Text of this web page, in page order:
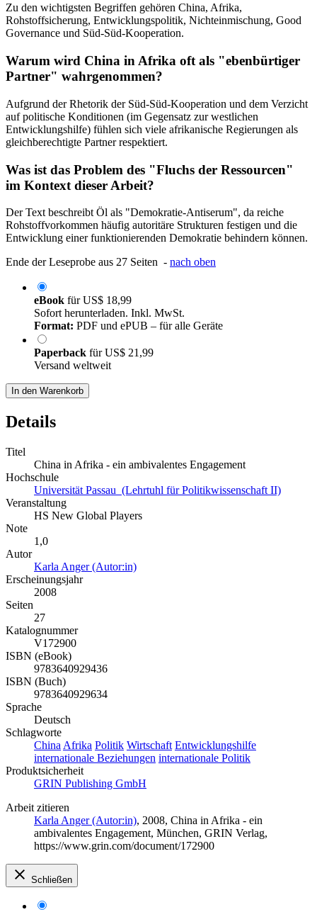
Zu den wichtigsten Begriffen gehören China, Afrika,
Rohstoffsicherung, Entwicklungspolitik, Nichteinmischung, Good
Governance und Süd-Süd-Kooperation.
Warum wird China in Afrika oft als "ebenbürtiger
Partner" wahrgenommen?
Aufgrund der Rhetorik der Süd-Süd-Kooperation und dem Verzicht
auf politische Konditionen (im Gegensatz zur westlichen
Entwicklungshilfe) fühlen sich viele afrikanische Regierungen als
gleichberechtigte Partner respektiert.
Was ist das Problem des "Fluchs der Ressourcen"
im Kontext dieser Arbeit?
Der Text beschreibt Öl als "Demokratie-Antiserum", da reiche
Rohstoffvorkommen häufig autoritäre Strukturen festigen und die
Entwicklung einer funktionierenden Demokratie behindern können.
Ende der Leseprobe aus 27 Seiten - nach oben
eBook fürUS$ 18,99
Sofort herunterladen. Inkl. MwSt.
Format: PDF und ePUB – für alle Geräte
Paperback fürUS$ 21,99
Versand weltweit
In den Warenkorb
Details
Titel
China in Afrika - ein ambivalentes Engagement
Hochschule
Universität Passau (Lehrtuhl für Politikwissenschaft II)
Veranstaltung
HS New Global Players
Note
1,0
Autor
Karla Anger (Autor:in)
Erscheinungsjahr
2008
Seiten
27
Katalognummer
V172900
ISBN (eBook)
9783640929436
ISBN (Buch)
9783640929634
Sprache
Deutsch
Schlagworte
China Afrika Politik Wirtschaft Entwicklungshilfe
internationale Beziehungen internationale Politik
Produktsicherheit
GRIN Publishing GmbH
Arbeit zitieren
Karla Anger (Autor:in), 2008, China in Afrika - ein
ambivalentes Engagement, München, GRIN Verlag,
https://www.grin.com/document/172900
Schließen